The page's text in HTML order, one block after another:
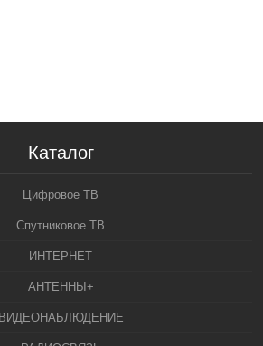
Каталог
Цифровое ТВ
Спутниковое ТВ
ИНТЕРНЕТ
АНТЕННЫ+
ВИДЕОНАБЛЮДЕНИЕ